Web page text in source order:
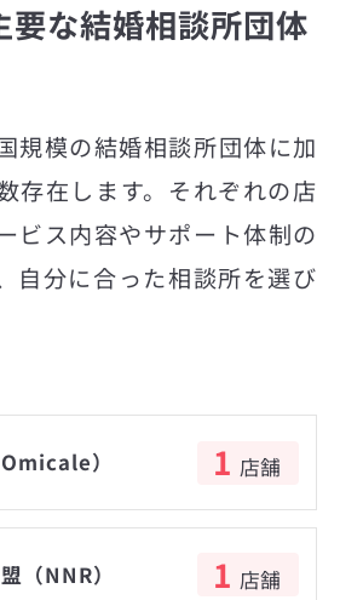
要な結婚相談所団体
規模の結婚相談所団体に加
存在します。それぞれの店
ビス内容やサポート体制の
自分に合った相談所を選び
） 1 店舗
（NNR） 1 店舗